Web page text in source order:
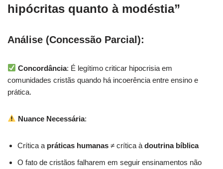
hipócritas quanto à modéstia”
Análise (Concessão Parcial):
Concordância: É legítimo criticar hipocrisia em
comunidades cristãs quando há incoerência entre ensino e
prática.
Nuance Necessária:
Crítica a práticas humanas ≠ crítica à doutrina bíblica
O fato de cristãos falharem em seguir ensinamentos não